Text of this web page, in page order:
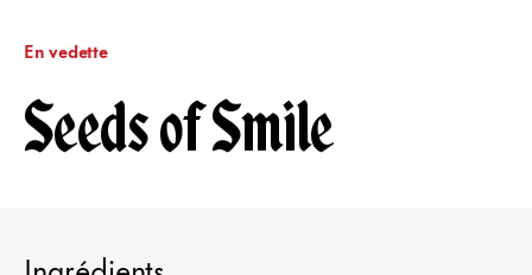
En vedette
Seeds of Smile